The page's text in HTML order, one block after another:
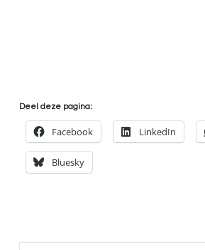
Deel deze pagina:
Facebook LinkedIn
Bluesky